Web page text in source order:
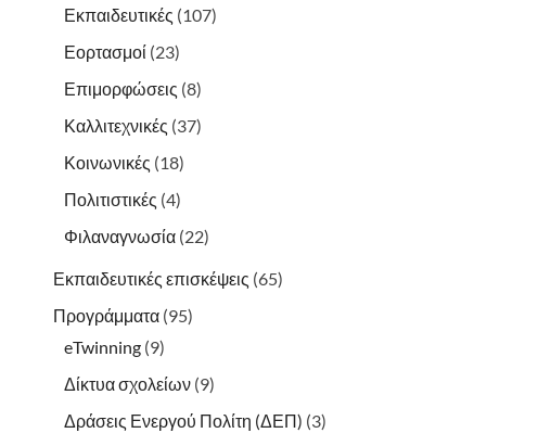
Εκπαιδευτικές (107)
Εορτασμοί (23)
Επιμορφώσεις (8)
Καλλιτεχνικές (37)
Κοινωνικές (18)
Πολιτιστικές (4)
Φιλαναγνωσία (22)
Εκπαιδευτικές επισκέψεις (65)
Προγράμματα (95)
eTwinning (9)
Δίκτυα σχολείων (9)
Δράσεις Ενεργού Πολίτη (ΔΕΠ) (3)